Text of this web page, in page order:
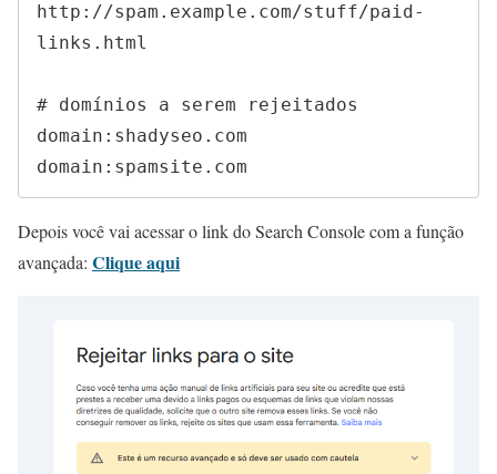
http://spam.example.com/stuff/paid-
links.html
# domínios a serem rejeitados
domain:shadyseo.com
domain:spamsite.com
Depois você vai acessar o link do Search Console com a função
avançada: Clique aqui